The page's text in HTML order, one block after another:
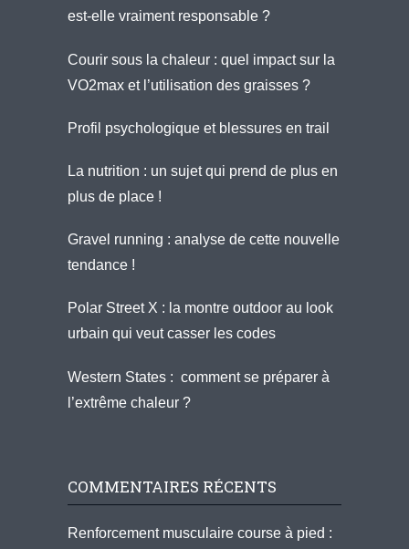
est-elle vraiment responsable ?
Courir sous la chaleur : quel impact sur la
VO2max et l’utilisation des graisses ?
Profil psychologique et blessures en trail
La nutrition : un sujet qui prend de plus en
plus de place !
Gravel running : analyse de cette nouvelle
tendance !
Polar Street X : la montre outdoor au look
urbain qui veut casser les codes
Western States : comment se préparer à
l’extrême chaleur ?
COMMENTAIRES RÉCENTS
Renforcement musculaire course à pied :